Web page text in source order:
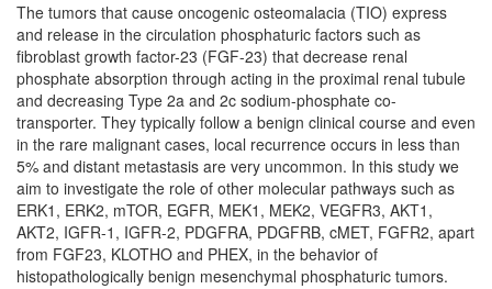
The tumors that cause oncogenic osteomalacia (TIO) express
and release in the circulation phosphaturic factors such as
fibroblast growth factor-23 (FGF-23) that decrease renal
phosphate absorption through acting in the proximal renal tubule
and decreasing Type 2a and 2c sodium-phosphate co-
transporter. They typically follow a benign clinical course and even
in the rare malignant cases, local recurrence occurs in less than
5% and distant metastasis are very uncommon. In this study we
aim to investigate the role of other molecular pathways such as
ERK1, ERK2, mTOR, EGFR, MEK1, MEK2, VEGFR3, AKT1,
AKT2, IGFR-1, IGFR-2, PDGFRA, PDGFRB, cMET, FGFR2, apart
from FGF23, KLOTHO and PHEX, in the behavior of
histopathologically benign mesenchymal phosphaturic tumors.